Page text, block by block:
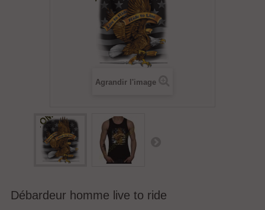
Agrandir l'image
Débardeur homme live to ride